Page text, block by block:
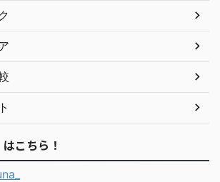
こちら！